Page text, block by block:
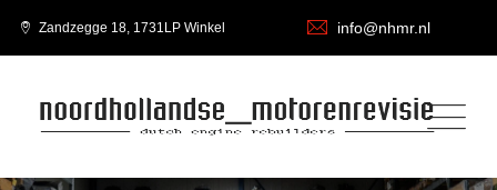
Zandzegge 18, 1731LP Winkel info@nhmr.nl